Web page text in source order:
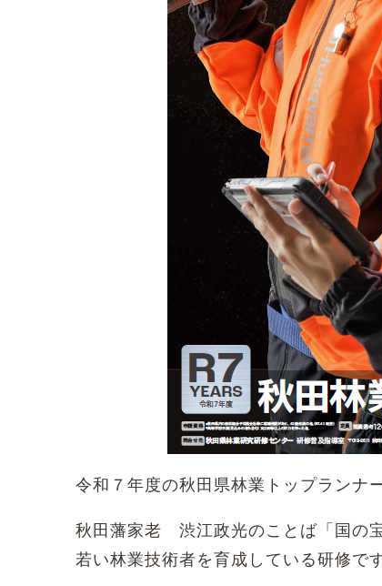
令和７年度の秋田県林業トップランナ
秋田藩家老 渋江政光のことば「国の
若い林業技術者を育成している研修です